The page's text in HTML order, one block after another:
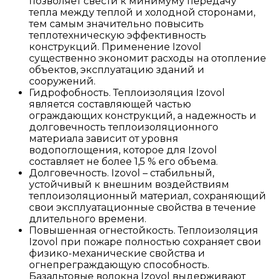
тепла между теплой и холодной сторонами,
тем самым значительно повысить
теплотехническую эффективность
конструкций. Применение Izovol
существенно экономит расходы на отопление
объектов, эксплуатацию зданий и
сооружений.
Гидрофобность. Теплоизоляция Izovol
является составляющей частью
ограждающих конструкций, а надежность и
долговечность теплоизоляционного
материала зависит от уровня
водопоглощения, которое для Izovol
составляет не более 1,5 % его объема.
Долговечность. Izovol – стабильный,
устойчивый к внешним воздействиям
теплоизоляционный материал, сохраняющий
свои эксплуатационные свойства в течение
длительного времени.
Повышенная огнестойкость. Теплоизоляция
Izovol при пожаре полностью сохраняет свои
физико-механические свойства и
огнепреграждающую способность.
Базальтовые волокна Izovol выдерживают